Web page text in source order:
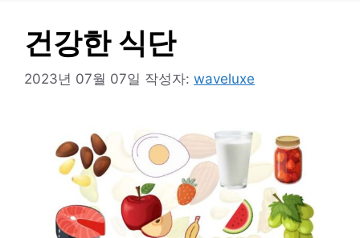
건강한 식단
2023년 07월 07일 작성자: waveluxe